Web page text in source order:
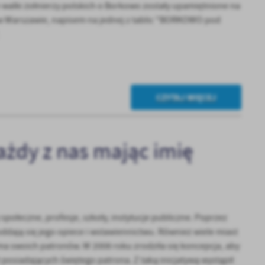
żołnierzy polskich o Borkowo zostały upamiętnione na
Warszawie, napisem na jednej z tablic "BORKOWO pod
CZYTAJ WIĘCEJ
z nas mając imię
profesje, szkoły, instytucje publiczne. Poprzez
się jego opiece i wstawiennictwu. Również wiele miast
swoich patronów. W 2008 roku zrodziła się koncepcja, aby
świętego patrona. Z taką inicjatywą wystąpił